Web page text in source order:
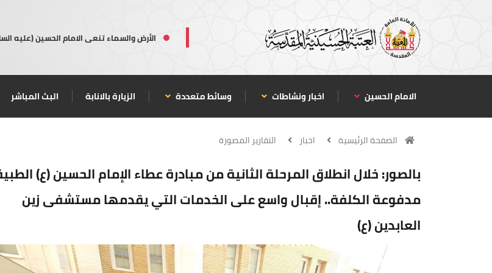
الأرض والسماء تنعى الامام الحسين (عليه
الامام الحسين اخبار ونشاطات وسائط متعددة الزيارة بالانابة البث المباشر
الصفحة الرئيسية اخبار التقارير المصورة
بالصور: خلال انطلاق المرحلة الثانية من مبادرة عطاء الإمام الحسين (ع)
مدفوعة الكلفة.. إقبال واسع على الخدمات التي يقدمها مستشفى زين
العابدين (ع)